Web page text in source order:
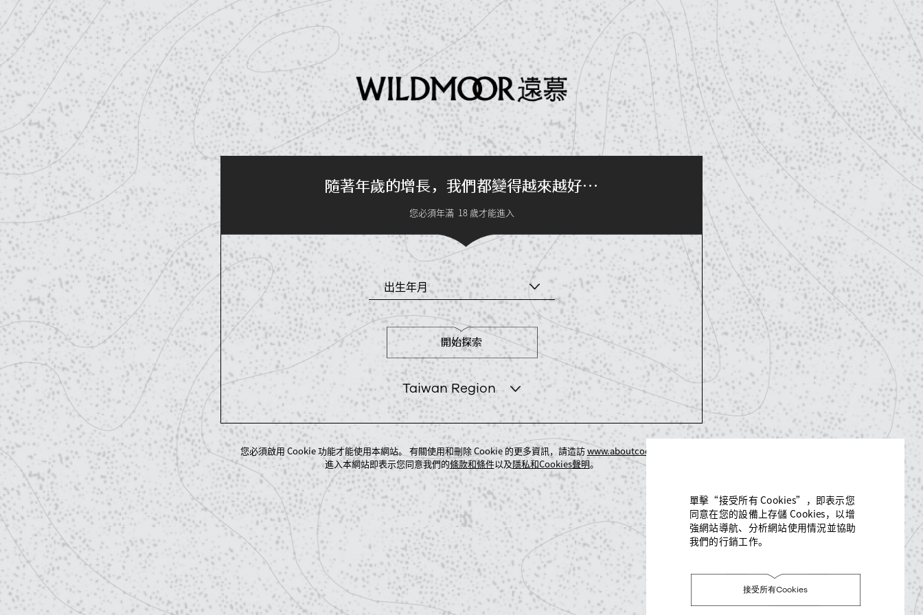
隨著年歲的增長，我們都變得越來越好…
您必須年滿 18 歲才能進入
出生年月
開始探索
Taiwan Region
您必須啟用 Cookie 功能才能使用本網站。 有關使用和刪除 Cookie 的更多資訊，請造訪www.aboutcookies.org
進入本網站即表示您同意我們的條款和條件以及隱私和Cookies聲明。
單擊“接受所有 Cookies”，即表示您
同意在您的設備上存儲 Cookies，以增
強網站導航、分析網站使用情況並協助
我們的行銷工作。
接受所有Cookies